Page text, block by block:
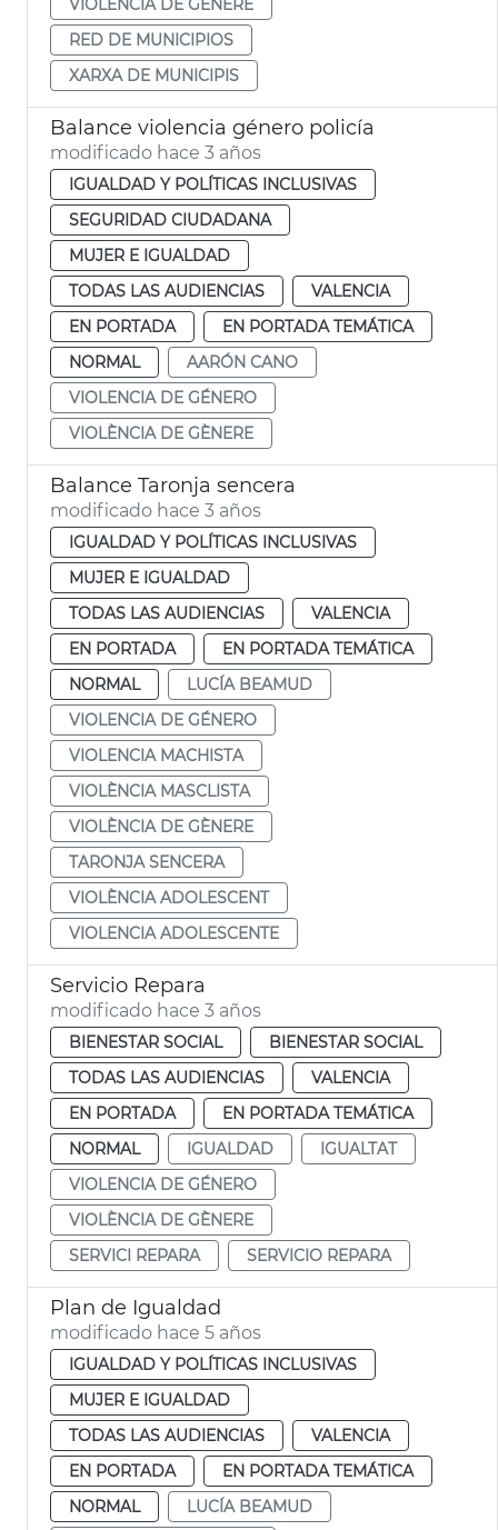
RED DE MUNICIPIOS
XARXA DE MUNICIPIS
Balance violencia género policía
modificado hace 3 años
IGUALDAD Y POLÍTICAS INCLUSIVAS
SEGURIDAD CIUDADANA
MUJER E IGUALDAD
TODAS LAS AUDIENCIAS
VALENCIA
EN PORTADA
EN PORTADA TEMÁTICA
NORMAL
AARÓN CANO
VIOLENCIA DE GÉNERO
VIOLÈNCIA DE GÈNERE
Balance Taronja sencera
modificado hace 3 años
IGUALDAD Y POLÍTICAS INCLUSIVAS
MUJER E IGUALDAD
TODAS LAS AUDIENCIAS
VALENCIA
EN PORTADA
EN PORTADA TEMÁTICA
NORMAL
LUCÍA BEAMUD
VIOLENCIA DE GÉNERO
VIOLENCIA MACHISTA
VIOLÈNCIA MASCLISTA
VIOLÈNCIA DE GÈNERE
TARONJA SENCERA
VIOLÈNCIA ADOLESCENT
VIOLENCIA ADOLESCENTE
Servicio Repara
modificado hace 3 años
BIENESTAR SOCIAL
BIENESTAR SOCIAL
TODAS LAS AUDIENCIAS
VALENCIA
EN PORTADA
EN PORTADA TEMÁTICA
NORMAL
IGUALDAD
IGUALTAT
VIOLENCIA DE GÉNERO
VIOLÈNCIA DE GÈNERE
SERVICI REPARA
SERVICIO REPARA
Plan de Igualdad
modificado hace 5 años
IGUALDAD Y POLÍTICAS INCLUSIVAS
MUJER E IGUALDAD
TODAS LAS AUDIENCIAS
VALENCIA
EN PORTADA
EN PORTADA TEMÁTICA
NORMAL
LUCÍA BEAMUD